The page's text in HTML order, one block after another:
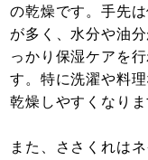
の乾燥です。手先
が多く、水分や油
っかり保湿ケアを
す。特に洗濯や料
乾燥しやすくなりま
また、ささくれは